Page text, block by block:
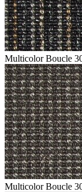
Multicolor Boucle
Multicolor Boucle